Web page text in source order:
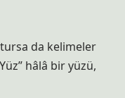
da kelimeler
hâlâ bir yüzü,